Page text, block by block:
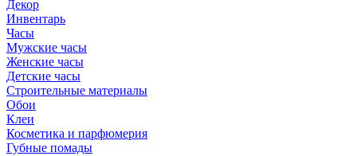
Декор
Инвентарь
Часы
Мужские часы
Женские часы
Детские часы
Строительные материалы
Обои
Клеи
Косметика и парфюмерия
Губные помады